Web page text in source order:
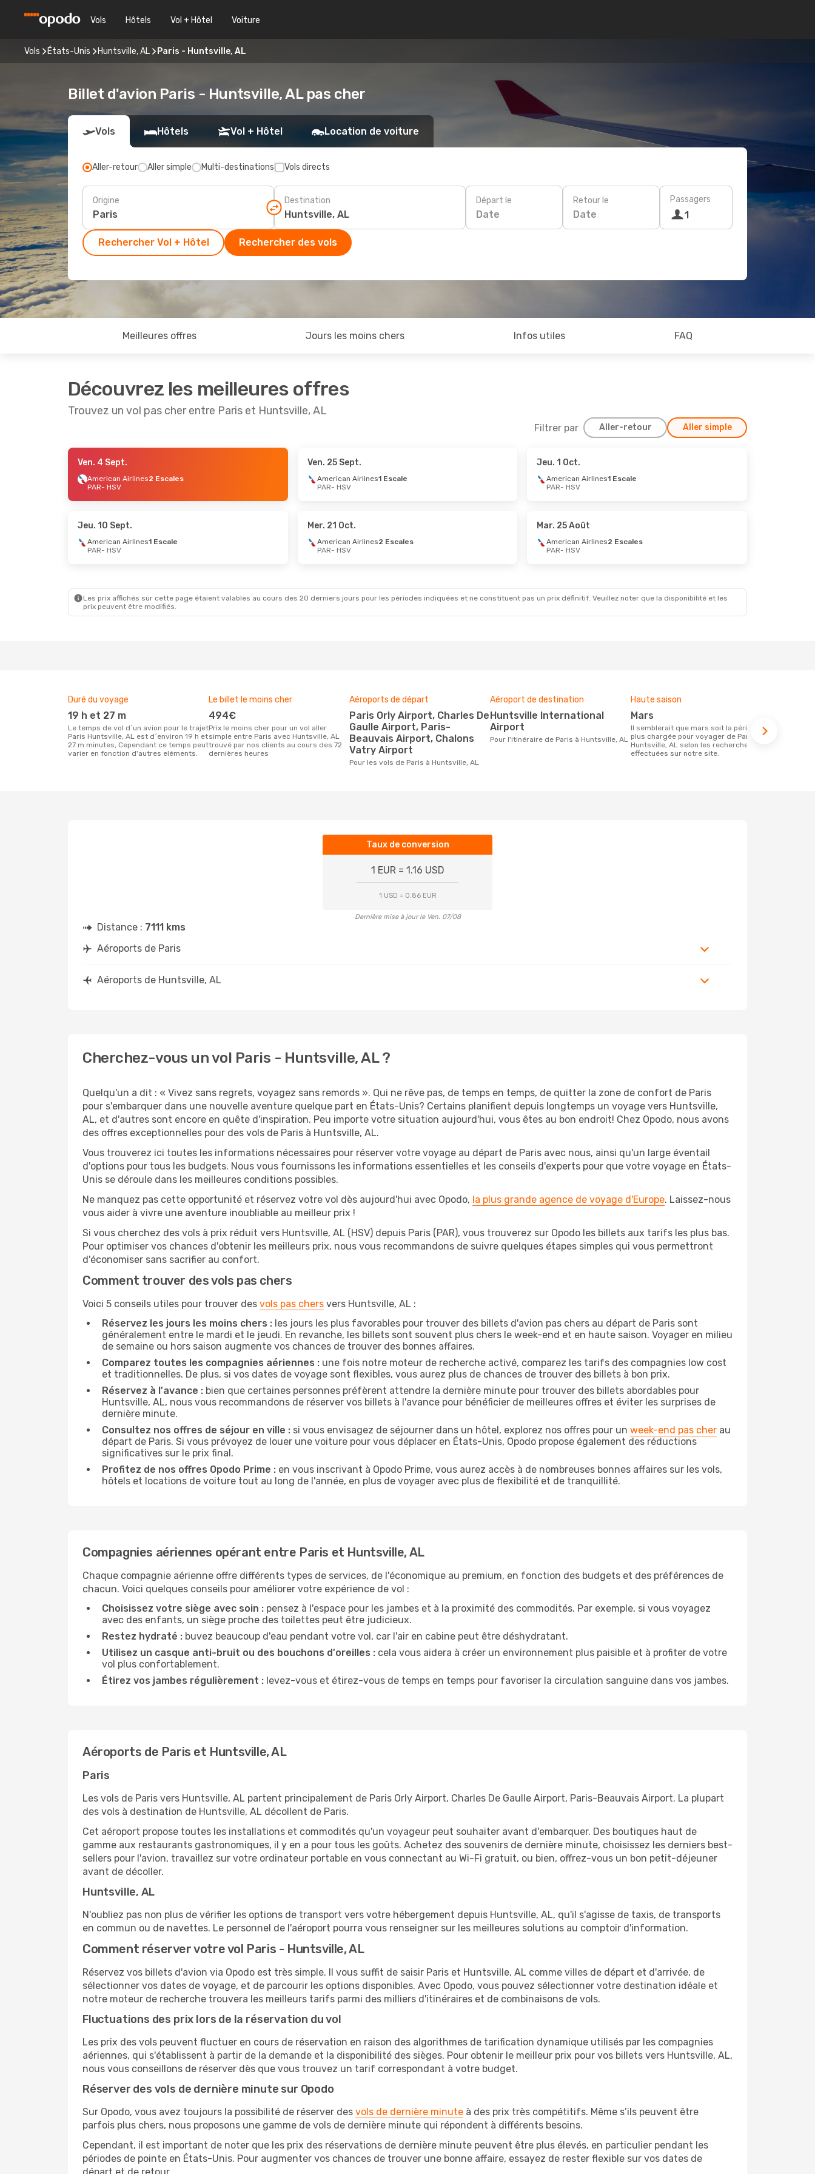
Vols Hôtels Vol + Hôtel Voiture
Vols États-Unis Huntsville, AL Paris - Huntsville, AL
Billet d'avion Paris - Huntsville, AL pas cher
Vols Hôtels Vol + Hôtel Location de voiture
Aller-retour Aller simple Multi-destinations Vols directs
Origine Destination Départ le
Date
Retour le
Date
Passagers
1
Rechercher Vol + Hôtel Rechercher des vols
Meilleures offres Jours les moins chers Infos utiles FAQ
Découvrez les meilleures offres
Trouvez un vol pas cher entre Paris et Huntsville, AL
Filtrer par Aller-retour Aller simple
- Ven. 9 Oct.
Ven. 4 Sept.
American Airlines2 Escales
PAR- HSV
Ven. 25 Sept.
American Airlines1 Escale
PAR- HSV
Jeu. 1 Oct.
American Airlines1 Escale
PAR- HSV
Jeu. 10 Sept.
American Airlines1 Escale
PAR- HSV
Mer. 21 Oct.
American Airlines2 Escales
PAR- HSV
Mar. 25 Août
American Airlines2 Escales
PAR- HSV
Les prix affichés sur cette page étaient valables au cours des 20 derniers jours pour les périodes indiquées et ne constituent pas un prix définitif. Veuillez noter que la disponibilité et les
prix peuvent être modifiés.
Duré du voyage
19 h et 27 m
Le temps de vol d´un avion pour le trajet
Paris Huntsville, AL est d´environ 19 h et
27 m minutes, Cependant ce temps peut
varier en fonction d'autres eléments.
Le billet le moins cher
494€
Prix le moins cher pour un vol aller
simple entre Paris avec Huntsville, AL
trouvé par nos clients au cours des 72
dernières heures
Aéroports de départ
Paris Orly Airport, Charles De
Gaulle Airport, Paris-
Beauvais Airport, Chalons
Vatry Airport
Pour les vols de Paris à Huntsville, AL
Aéroport de destination
Huntsville International
Airport
Pour l'itinéraire de Paris à Huntsville, AL
Haute saison
mars
Il semblerait que mars soit la période la
plus chargée pour voyager de Paris à
Huntsville, AL selon les recherches
effectuées sur notre site.
Taux de conversion
1 EUR = 1.16 USD
1 USD = 0.86 EUR
Dernière mise à jour le Ven. 07/08
Distance : 7111 kms
Aéroports de Paris
Aéroports de Huntsville, AL
Cherchez-vous un vol Paris - Huntsville, AL ?
Quelqu'un a dit : « Vivez sans regrets, voyagez sans remords ». Qui ne rêve pas, de temps en temps, de quitter la zone de confort de Paris
pour s'embarquer dans une nouvelle aventure quelque part en États-Unis? Certains planifient depuis longtemps un voyage vers Huntsville,
AL, et d'autres sont encore en quête d'inspiration. Peu importe votre situation aujourd'hui, vous êtes au bon endroit! Chez Opodo, nous avons
des offres exceptionnelles pour des vols de Paris à Huntsville, AL.
Vous trouverez ici toutes les informations nécessaires pour réserver votre voyage au départ de Paris avec nous, ainsi qu'un large éventail
d'options pour tous les budgets. Nous vous fournissons les informations essentielles et les conseils d'experts pour que votre voyage en États-
Unis se déroule dans les meilleures conditions possibles.
Ne manquez pas cette opportunité et réservez votre vol dès aujourd'hui avec Opodo, la plus grande agence de voyage d'Europe. Laissez-nous
vous aider à vivre une aventure inoubliable au meilleur prix !
Si vous cherchez des vols à prix réduit vers Huntsville, AL (HSV) depuis Paris (PAR), vous trouverez sur Opodo les billets aux tarifs les plus bas.
Pour optimiser vos chances d'obtenir les meilleurs prix, nous vous recommandons de suivre quelques étapes simples qui vous permettront
d'économiser sans sacrifier au confort.
Comment trouver des vols pas chers
Voici 5 conseils utiles pour trouver des vols pas chers vers Huntsville, AL :
Réservez les jours les moins chers : les jours les plus favorables pour trouver des billets d'avion pas chers au départ de Paris sont
généralement entre le mardi et le jeudi. En revanche, les billets sont souvent plus chers le week-end et en haute saison. Voyager en milieu
de semaine ou hors saison augmente vos chances de trouver des bonnes affaires.
Comparez toutes les compagnies aériennes : une fois notre moteur de recherche activé, comparez les tarifs des compagnies low cost
et traditionnelles. De plus, si vos dates de voyage sont flexibles, vous aurez plus de chances de trouver des billets à bon prix.
Réservez à l'avance : bien que certaines personnes préfèrent attendre la dernière minute pour trouver des billets abordables pour
Huntsville, AL, nous vous recommandons de réserver vos billets à l'avance pour bénéficier de meilleures offres et éviter les surprises de
dernière minute.
Consultez nos offres de séjour en ville : si vous envisagez de séjourner dans un hôtel, explorez nos offres pour un week-end pas cher au
départ de Paris. Si vous prévoyez de louer une voiture pour vous déplacer en États-Unis, Opodo propose également des réductions
significatives sur le prix final.
Profitez de nos offres Opodo Prime : en vous inscrivant à Opodo Prime, vous aurez accès à de nombreuses bonnes affaires sur les vols,
hôtels et locations de voiture tout au long de l'année, en plus de voyager avec plus de flexibilité et de tranquillité.
Compagnies aériennes opérant entre Paris et Huntsville, AL
Chaque compagnie aérienne offre différents types de services, de l'économique au premium, en fonction des budgets et des préférences de
chacun. Voici quelques conseils pour améliorer votre expérience de vol :
Choisissez votre siège avec soin : pensez à l'espace pour les jambes et à la proximité des commodités. Par exemple, si vous voyagez
avec des enfants, un siège proche des toilettes peut être judicieux.
Restez hydraté : buvez beaucoup d'eau pendant votre vol, car l'air en cabine peut être déshydratant.
Utilisez un casque anti-bruit ou des bouchons d'oreilles : cela vous aidera à créer un environnement plus paisible et à profiter de votre
vol plus confortablement.
Étirez vos jambes régulièrement : levez-vous et étirez-vous de temps en temps pour favoriser la circulation sanguine dans vos jambes.
Aéroports de Paris et Huntsville, AL
Paris
Les vols de Paris vers Huntsville, AL partent principalement de Paris Orly Airport, Charles De Gaulle Airport, Paris-Beauvais Airport. La plupart
des vols à destination de Huntsville, AL décollent de Paris.
Cet aéroport propose toutes les installations et commodités qu'un voyageur peut souhaiter avant d'embarquer. Des boutiques haut de
gamme aux restaurants gastronomiques, il y en a pour tous les goûts. Achetez des souvenirs de dernière minute, choisissez les derniers best-
sellers pour l'avion, travaillez sur votre ordinateur portable en vous connectant au Wi-Fi gratuit, ou bien, offrez-vous un bon petit-déjeuner
avant de décoller.
Huntsville, AL
N'oubliez pas non plus de vérifier les options de transport vers votre hébergement depuis Huntsville, AL, qu'il s'agisse de taxis, de transports
en commun ou de navettes. Le personnel de l'aéroport pourra vous renseigner sur les meilleures solutions au comptoir d'information.
Comment réserver votre vol Paris - Huntsville, AL
Réservez vos billets d'avion via Opodo est très simple. Il vous suffit de saisir Paris et Huntsville, AL comme villes de départ et d'arrivée, de
sélectionner vos dates de voyage, et de parcourir les options disponibles. Avec Opodo, vous pouvez sélectionner votre destination idéale et
notre moteur de recherche trouvera les meilleurs tarifs parmi des milliers d'itinéraires et de combinaisons de vols.
Fluctuations des prix lors de la réservation du vol
Les prix des vols peuvent fluctuer en cours de réservation en raison des algorithmes de tarification dynamique utilisés par les compagnies
aériennes, qui s'établissent à partir de la demande et la disponibilité des sièges. Pour obtenir le meilleur prix pour vos billets vers Huntsville, AL,
nous vous conseillons de réserver dès que vous trouvez un tarif correspondant à votre budget.
Réserver des vols de dernière minute sur Opodo
Sur Opodo, vous avez toujours la possibilité de réserver des vols de dernière minute à des prix très compétitifs. Même s’ils peuvent être
parfois plus chers, nous proposons une gamme de vols de dernière minute qui répondent à différents besoins.
Cependant, il est important de noter que les prix des réservations de dernière minute peuvent être plus élevés, en particulier pendant les
périodes de pointe en États-Unis. Pour augmenter vos chances de trouver une bonne affaire, essayez de rester flexible sur vos dates de